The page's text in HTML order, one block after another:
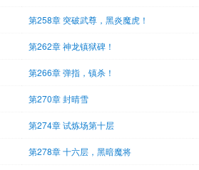
第258章 突破武尊，黑炎魔虎！
第262章 神龙镇狱碑！
第266章 弹指，镇杀！
第270章 封晴雪
第274章 试炼场第十层
第278章 十六层，黑暗魔将